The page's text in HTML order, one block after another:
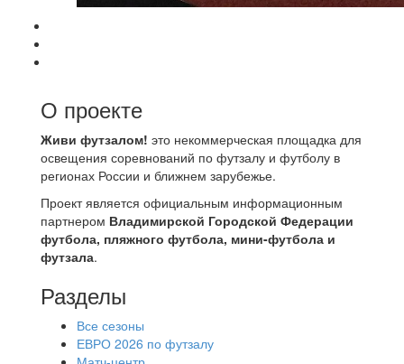
О проекте
Живи футзалом! это некоммерческая площадка для
освещения соревнований по футзалу и футболу в
регионах России и ближнем зарубежье.
Проект является официальным информационным
партнером Владимирской Городской Федерации
футбола, пляжного футбола, мини-футбола и
футзала.
Разделы
Все сезоны
ЕВРО 2026 по футзалу